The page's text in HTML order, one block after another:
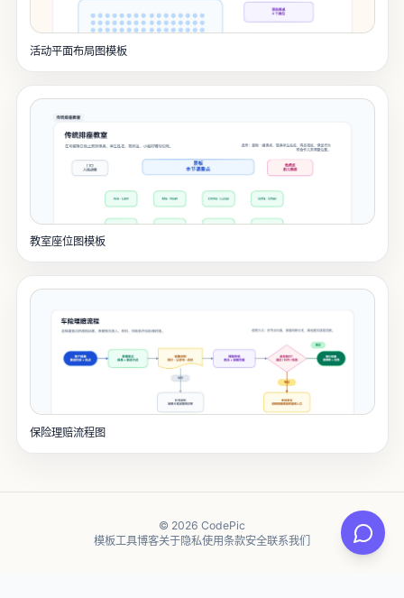
活动平面布局图模板
教室座位图模板
保险理赔流程图
© 2026 CodePic
模板工具博客关于隐私使用条款安全联系我们